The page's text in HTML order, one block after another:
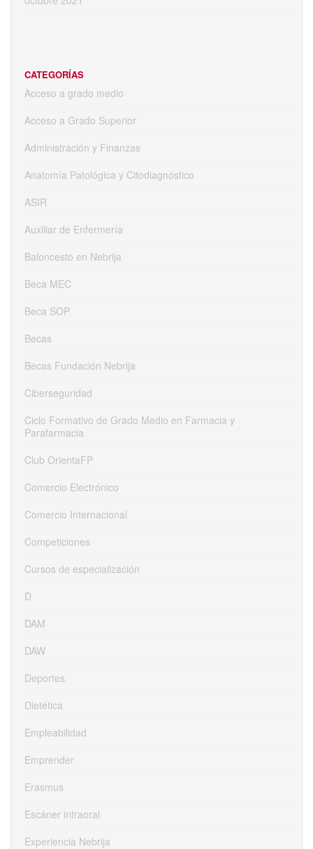
CATEGORÍAS
Acceso a grado medio
Acceso a Grado Superior
Administración y Finanzas
Anatomía Patológica y Citodiagnóstico
ASIR
Auxiliar de Enfermería
Baloncesto en Nebrija
Beca MEC
Beca SOP
Becas
Becas Fundación Nebrija
Ciberseguridad
Ciclo Formativo de Grado Medio en Farmacia y
Parafarmacia
Club OrientaFP
Comercio Electrónico
Comercio Internacional
Competiciones
Cursos de especialización
D
DAM
DAW
Deportes
Dietética
Empleabilidad
Emprender
Erasmus
Escáner intraoral
Experiencia Nebrija